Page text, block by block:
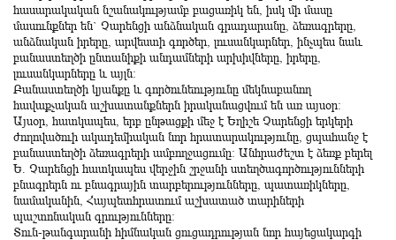
հասարակական նշանակությամբ բացառիկ են, իսկ մի մասը
մասունքներ են` Չարենցի անձնական գրադարանը, ձեռագրերը,
անձնական իրերը, արվեստի գործեր, լուսանկարներ, ինչպես նաև
բանաստեղծի ընտանիքի անդամների արխիվները, իրերը,
լուսանկարները և այլն:
Բանաստեղծի կյանքը և գործունեությունը մեկնաբանող
հավաքչական աշխատանքներն իրականացվում են առ այսօր:
Այսօր, հատկապես, երբ ընթացքի մեջ է Եղիշե Չարենցի երկերի
ժողովածուի ակադեմիական նոր հրատարակությունը, ցպահանջ է
բանաստեղծի ձեռագրերի ամբողջացումը: Անհրաժեշտ է ձեռք բերել
Ե. Չարենցի հատկապես վերջին շրջանի ստեղծագործությունների
բնագրերն ու բնագրային տարբերությունները, պատառիկները,
նամականին, Հայպետհրատում աշխատած տարիների
պաշտոնական գրությունները:
Տուն-թանգարանի հիմնական ցուցադրության նոր հայեցակարգի